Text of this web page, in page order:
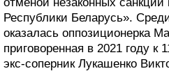
Республики Беларусь».
оказалась оппозиционерка
приговоренная в 2021 году к
экс-соперник Лукашенко